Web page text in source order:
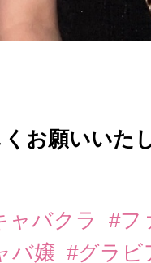
お願いいた
ャバクラ
#フ
バ嬢 #グラ